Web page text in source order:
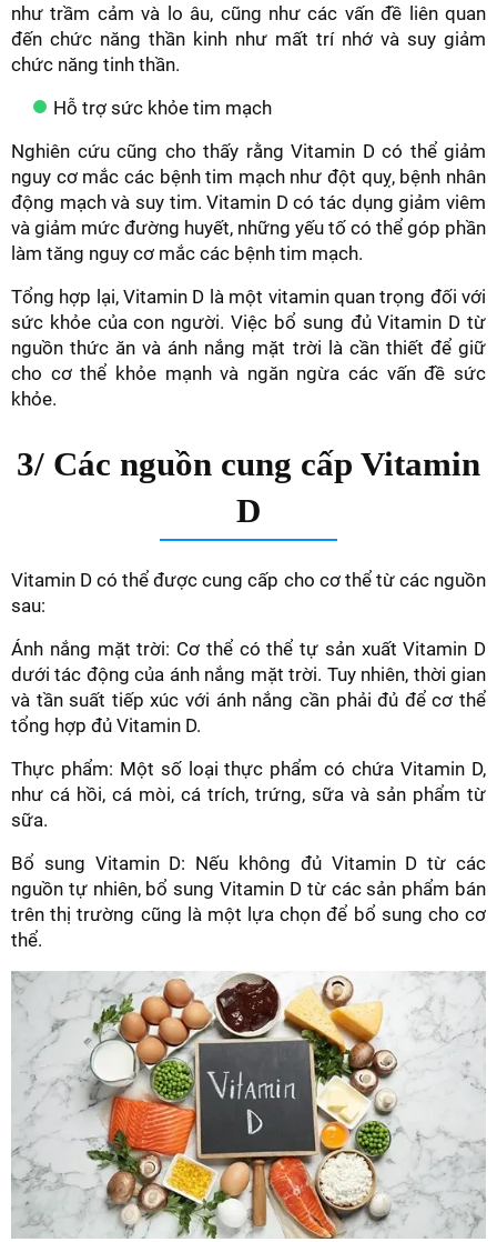
như trầm cảm và lo âu, cũng như các vấn đề liên quan
đến chức năng thần kinh như mất trí nhớ và suy giảm
chức năng tinh thần.
Hỗ trợ sức khỏe tim mạch
Nghiên cứu cũng cho thấy rằng Vitamin D có thể giảm
nguy cơ mắc các bệnh tim mạch như đột quỵ, bệnh nhân
động mạch và suy tim. Vitamin D có tác dụng giảm viêm
và giảm mức đường huyết, những yếu tố có thể góp phần
làm tăng nguy cơ mắc các bệnh tim mạch.
Tổng hợp lại, Vitamin D là một vitamin quan trọng đối với
sức khỏe của con người. Việc bổ sung đủ Vitamin D từ
nguồn thức ăn và ánh nắng mặt trời là cần thiết để giữ
cho cơ thể khỏe mạnh và ngăn ngừa các vấn đề sức
khỏe.
3/ Các nguồn cung cấp Vitamin
D
Vitamin D có thể được cung cấp cho cơ thể từ các nguồn
sau:
Ánh nắng mặt trời: Cơ thể có thể tự sản xuất Vitamin D
dưới tác động của ánh nắng mặt trời. Tuy nhiên, thời gian
và tần suất tiếp xúc với ánh nắng cần phải đủ để cơ thể
tổng hợp đủ Vitamin D.
Thực phẩm: Một số loại thực phẩm có chứa Vitamin D,
như cá hồi, cá mòi, cá trích, trứng, sữa và sản phẩm từ
sữa.
Bổ sung Vitamin D: Nếu không đủ Vitamin D từ các
nguồn tự nhiên, bổ sung Vitamin D từ các sản phẩm bán
trên thị trường cũng là một lựa chọn để bổ sung cho cơ
thể.